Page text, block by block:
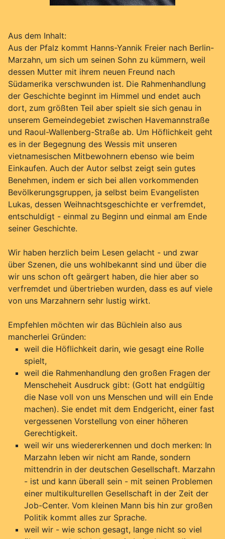
Aus dem Inhalt:
Aus der Pfalz kommt Hanns-Yannik Freier nach Berlin-
Marzahn, um sich um seinen Sohn zu kümmern, weil
dessen Mutter mit ihrem neuen Freund nach
Südamerika verschwunden ist. Die Rahmenhandlung
der Geschichte beginnt im Himmel und endet auch
dort, zum größten Teil aber spielt sie sich genau in
unserem Gemeindegebiet zwischen Havemannstraße
und Raoul-Wallenberg-Straße ab. Um Höflichkeit geht
es in der Begegnung des Wessis mit unseren
vietnamesischen Mitbewohnern ebenso wie beim
Einkaufen. Auch der Autor selbst zeigt sein gutes
Benehmen, indem er sich bei allen vorkommenden
Bevölkerungsgruppen, ja selbst beim Evangelisten
Lukas, dessen Weihnachtsgeschichte er verfremdet,
entschuldigt - einmal zu Beginn und einmal am Ende
seiner Geschichte.
Wir haben herzlich beim Lesen gelacht - und zwar
über Szenen, die uns wohlbekannt sind und über die
wir uns schon oft geärgert haben, die hier aber so
verfremdet und übertrieben wurden, dass es auf viele
von uns Marzahnern sehr lustig wirkt.
Empfehlen möchten wir das Büchlein also aus
mancherlei Gründen:
weil die Höflichkeit darin, wie gesagt eine Rolle
spielt,
weil die Rahmenhandlung den großen Fragen der
Menscheheit Ausdruck gibt: (Gott hat endgültig
die Nase voll von uns Menschen und will ein Ende
machen). Sie endet mit dem Endgericht, einer fast
vergessenen Vorstellung von einer höheren
Gerechtigkeit.
weil wir uns wiedererkennen und doch merken: In
Marzahn leben wir nicht am Rande, sondern
mittendrin in der deutschen Gesellschaft. Marzahn
- ist und kann überall sein - mit seinen Problemen
einer multikulturellen Gesellschaft in der Zeit der
Job-Center. Vom kleinen Mann bis hin zur großen
Politik kommt alles zur Sprache.
weil wir - wie schon gesagt, lange nicht so viel